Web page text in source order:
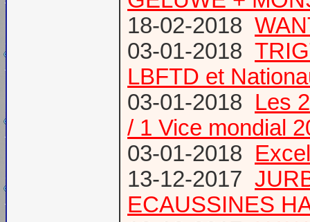
18-02-2018
03-01-2018
LBFTD et
03-01-2018 Les
/ 1 Vice mondial
03-01-2018
13-12-2017
ECAUSSINES